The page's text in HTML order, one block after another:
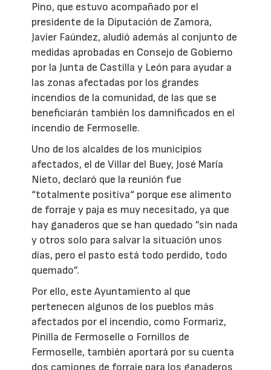
Pino, que estuvo acompañado por el
presidente de la Diputación de Zamora,
Javier Faúndez, aludió además al conjunto de
medidas aprobadas en Consejo de Gobierno
por la Junta de Castilla y León para ayudar a
las zonas afectadas por los grandes
incendios de la comunidad, de las que se
beneficiarán también los damnificados en el
incendio de Fermoselle.
Uno de los alcaldes de los municipios
afectados, el de Villar del Buey, José María
Nieto, declaró que la reunión fue
“totalmente positiva“ porque ese alimento
de forraje y paja es muy necesitado, ya que
hay ganaderos que se han quedado ”sin nada
y otros solo para salvar la situación unos
días, pero el pasto está todo perdido, todo
quemado”.
Por ello, este Ayuntamiento al que
pertenecen algunos de los pueblos más
afectados por el incendio, como Formariz,
Pinilla de Fermoselle o Fornillos de
Fermoselle, también aportará por su cuenta
dos camiones de forraje para los ganaderos